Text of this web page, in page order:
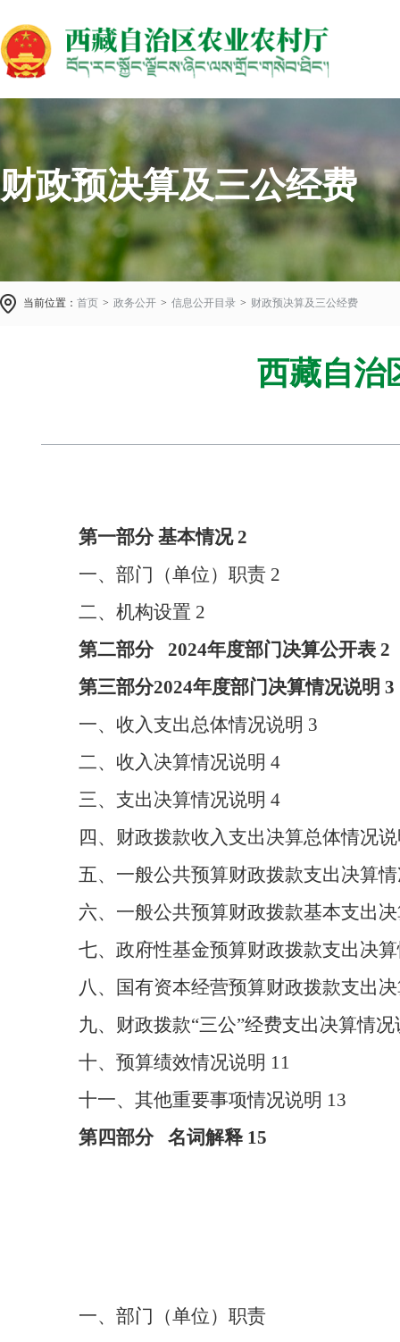
财政预决算及三公经费
当前位置： 首页 > 政务公开 > 信息公开目录 > 财政预决算及三公经费
西藏自治
第一部分 基本情况 2
一、部门（单位）职责 2
二、机构设置 2
第二部分
2024年度部门决算公开表 2
第三部分2024年度部门决算情况说明 3
一、收入支出总体情况说明 3
二、收入决算情况说明 4
三、支出决算情况说明 4
四、财政拨款收入支出决算总体情况
五、一般公共预算财政拨款支出决算
六、一般公共预算财政拨款基本支出
七、 政府性基金预算财政拨款支出决
八、
国有资本经营预算财政拨款支出
九、财政拨款“三公”经费支出决算情况
十、预算绩效情况说明 11
十一、其他重要事项情况说明 13
第四部分
名词解释 15
一、 部门 （单位）职责